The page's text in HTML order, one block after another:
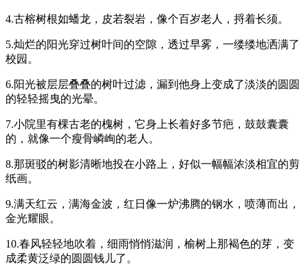
4.古榕树根如蟠龙，皮若裂岩，像个百岁老人，捋着长须。
5.灿烂的阳光穿过树叶间的空隙，透过早雾，一缕缕地洒满了
校园。
6.阳光被层层叠叠的树叶过滤，漏到他身上变成了淡淡的圆圆
的轻轻摇曳的光晕。
7.小院里有棵古老的槐树，它身上长着好多节疤，鼓鼓囊囊
的，就像一个瘦骨嶙峋的老人。
8.那斑驳的树影清晰地投在小路上，好似一幅幅浓淡相宜的剪
纸画。
9.满天红云，满海金波，红日像一炉沸腾的钢水，喷薄而出，
金光耀眼。
10.春风轻轻地吹着，细雨悄悄滋润，榆树上那褐色的芽，变
成柔黄泛绿的圆圆钱儿了。